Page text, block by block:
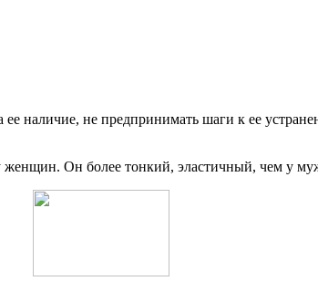
ее наличие, не предпринимать шаги к ее
Он более тонкий, эластичный, чем у